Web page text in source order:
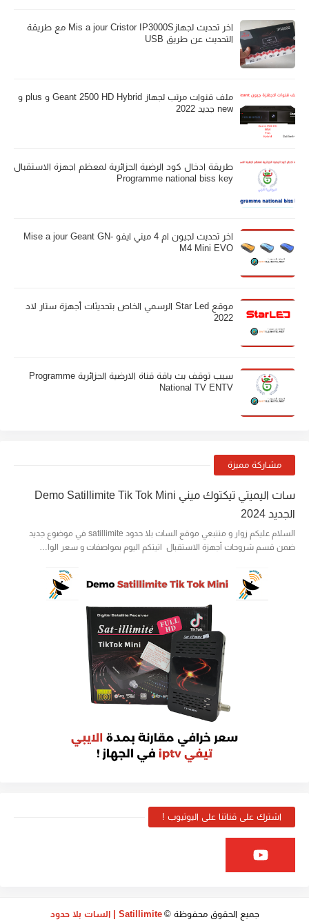
اخر تحديث لجهازMis a jour Cristor IP3000S مع طريقة
التحديث عن طريق USB
ملف قنوات مرتب لجهاز Geant 2500 HD Hybrid و plus و
new جديد 2022
طريقة ادخال كود الرضية الجزائرية لمعظم اجهزة الاستقبال
Programme national biss key
اخر تحديث لجيون ام 4 ميني ايفو Mise a jour Geant GN-
M4 Mini EVO
موقع Star Led الرسمي الخاص بتحديثات أجهزة ستار لاد
2022
سبب توقف بث باقة قناة الارضية الجزائرية Programme
National TV ENTV
مشاركة مميزة
سات اليميتي تيكتوك ميني Demo Satillimite Tik Tok Mini
الجديد 2024
السلام عليكم زوار و متتبعي موقع السات بلا حدود satillimite في موضوع جديد
ضمن قسم شروحات أجهزة الاستقبال اتيتكم اليوم بمواصفات و سعر الوا…
اشترك على قناتنا على اليوتيوب !
جميع الحقوق محفوظة © Satillimite | السات بلا حدود